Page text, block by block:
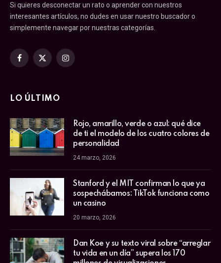
Si quieres desconectar un rato o aprender con nuestros
interesantes artículos, no dudes en usar nuestro buscador o
simplemente navegar por nuestras categorías.
Facebook
X
Instagram
LO ÚLTIMO
Rojo, amarillo, verde o azul: qué dice
de ti el modelo de los cuatro colores de
personalidad
24 marzo, 2026
Stanford y el MIT confirman lo que ya
sospechábamos: TikTok funciona como
un casino
20 marzo, 2026
Dan Koe y su texto viral sobre “arreglar
tu vida en un día” supera los 170